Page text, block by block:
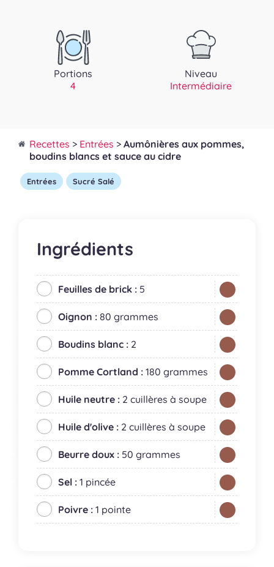
Portions
4
Niveau
Intermédiaire
Recettes > Entrées >Aumônières aux pommes,
boudins blancs et sauce au cidre
Entrées Sucré Salé
Ingrédients
Feuilles de brick : 5
Oignon : 80 grammes
Boudins blanc : 2
Pomme Cortland : 180 grammes
Huile neutre : 2 cuillères à soupe
Huile d'olive : 2 cuillères à soupe
Beurre doux : 50 grammes
Sel : 1 pincée
Poivre : 1 pointe